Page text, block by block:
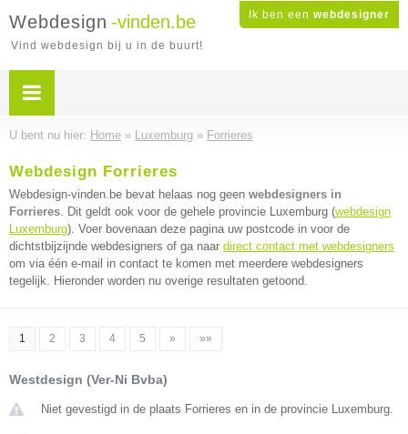
Ik ben een webdesigner
Webdesign -vinden.be
Vind webdesign bij u in de buurt!
U bent nu hier: Home » Luxemburg » Forrieres
Webdesign Forrieres
Webdesign-vinden.be bevat helaas nog geen webdesigners in
Forrieres. Dit geldt ook voor de gehele provincie Luxemburg (webdesign
Luxemburg). Voer bovenaan deze pagina uw postcode in voor de
dichtstbijzijnde webdesigners of ga naar direct contact met webdesigners
om via één e-mail in contact te komen met meerdere webdesigners
tegelijk. Hieronder worden nu overige resultaten getoond.
1 2 3 4 5 » »»
Westdesign (Ver-Ni Bvba)
Niet gevestigd in de plaats Forrieres en in de provincie Luxemburg.